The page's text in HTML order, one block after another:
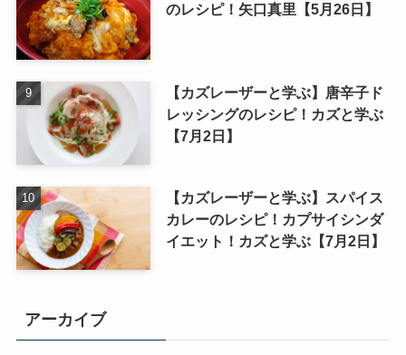
のレシピ！矢口真里【5月26日】
【カズレーザーと学ぶ】唐辛子ド
レッシングのレシピ！カズと学ぶ
【7月2日】
【カズレーザーと学ぶ】スパイス
カレーのレシピ！カプサイシンダ
イエット！カズと学ぶ【7月2日】
アーカイブ